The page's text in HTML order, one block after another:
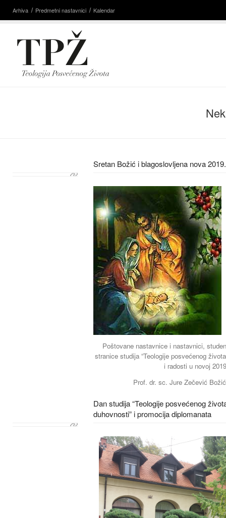
Arhiva Predmetni nastavnici Kalendar
Sretan Božić i blagoslovljena nova
Poštovane nastavnice i nastavnici,
stranice studija “Teologije posvećenog
i radosti u novoj
Prof. dr. sc. Jure Zečević
Dan studija “Teologije posvećenog
duhovnosti” i promocija diplomanata